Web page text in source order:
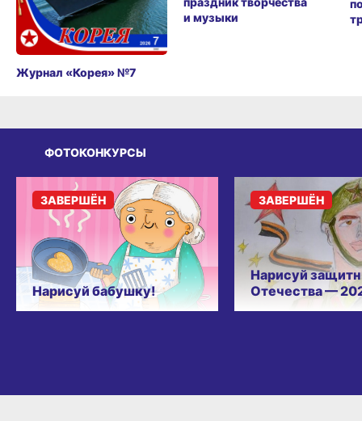
Журнал «Корея» №7
и музыки
ФОТОКОНКУРСЫ
Нарисуй бабушку!
ЗАВЕРШЁН
Нарисуй
Отечества —
ЗАВЕРШЁН